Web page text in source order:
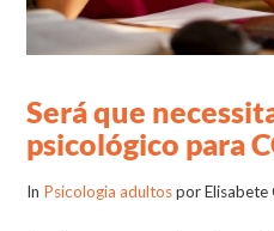
Será que
psicológico para
In Psicologia adultospor Elisabete